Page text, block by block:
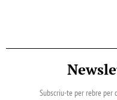
Subscriu-te per rebre